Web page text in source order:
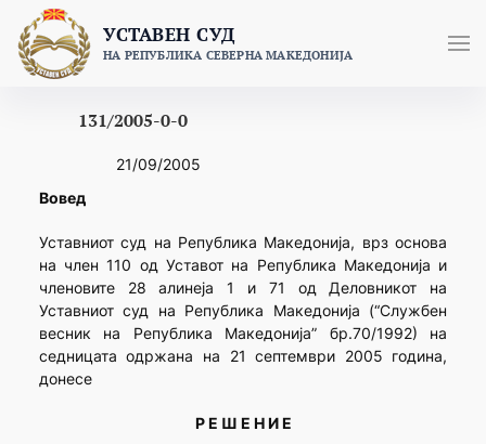
content
УСТАВЕН СУД
НА РЕПУБЛИКА СЕВЕРНА МАКЕДОНИЈА
131/2005-0-0
21/09/2005
Вовед
Уставниот суд на Република Македонија, врз основа
на член 110 од Уставот на Република Македонија и
членовите 28 алинеја 1 и 71 од Деловникот на
Уставниот суд на Република Македонија (“Службен
весник на Република Македонија” бр.70/1992) на
седницата одржана на 21 септември 2005 година,
донесе
Р Е Ш Е Н И Е